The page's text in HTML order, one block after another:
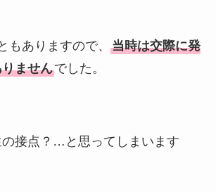
誰かも調査！
高木豊の妻は宮内千早！再婚
もありますので、 当時は交際に発
ませんでした。
接点？…と思ってしまいます